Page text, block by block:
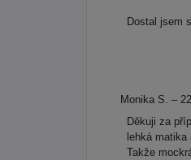
Dostal jsem
Monika S. –
Děkuji za
lehká
Takže